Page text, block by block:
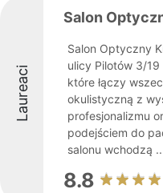
Laureaci
Salon
Salon Optyczny
ulicy Pilotów 3/19
które łączy
okulistyczną z
profesjonalizmu
podejściem do
salonu wchodzą
8.8